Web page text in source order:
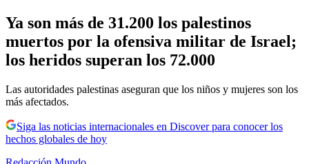
Ya son más de 31.200 los palestinos
muertos por la ofensiva militar de Israel;
los heridos superan los 72.000
Las autoridades palestinas aseguran que los niños y mujeres son los
más afectados.
Siga las noticias internacionales en Discover para conocer los
hechos globales de hoy